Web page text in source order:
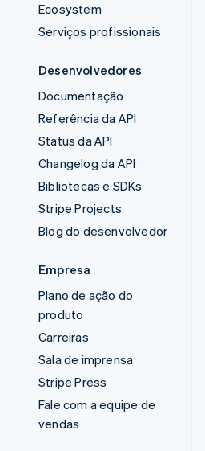
Ecosystem
Serviços profissionais
Desenvolvedores
Documentação
Referência da API
Status da API
Changelog da API
Bibliotecas e SDKs
Stripe Projects
Blog do desenvolvedor
Empresa
Plano de ação do
produto
Carreiras
Sala de imprensa
Stripe Press
Fale com a equipe de
vendas